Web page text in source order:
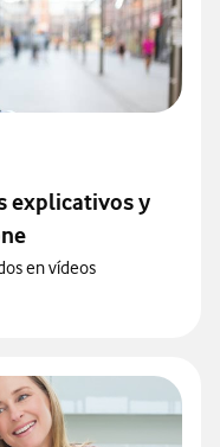
explicativos y
en vídeos
explicativos y tutoriales de